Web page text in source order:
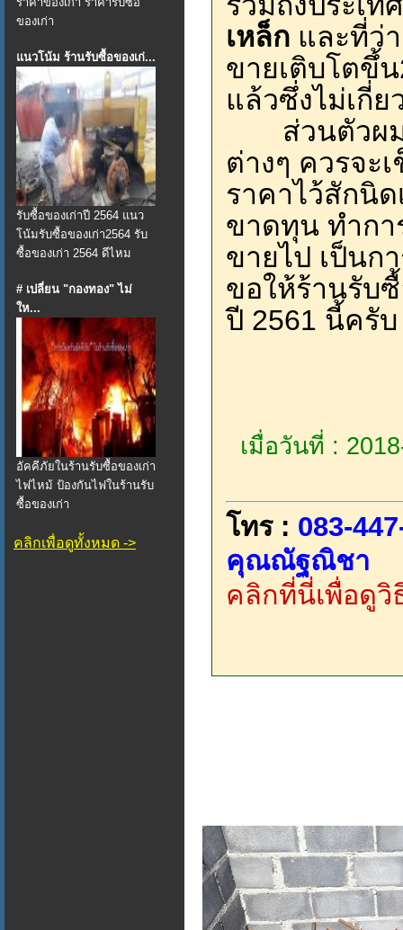
ของเก่า
แนวโน้ม ร้านรับซื้อของเก่...
รับซื้อของเก่าปี 2564 แนว
โน้มรับซื้อของเก่า2564 รับ
ซื้อของเก่า 2564 ดีไหม
# เปลี่ยน "กองทอง" ไม่
ให...
อัคคีภัยในร้านรับซื้อของเก่า
ไฟไหม้ ป้องกันไฟในร้านรับ
ซื้อของเก่า
คลิกเพื่อดูทั้งหมด ->
เหล็ก และที่ว่
ขายเติบโตขึ้
แล้วซึ่งไม่เกี่ย
ส่วนตัวผม
ต่างๆ ควรจะ
ราคาไว้สักนิ
ขาดทุน ทำกา
ขายไป เป็นก
ขอให้ร้านรับ
ปี 2561 นี้ครับ
เมื่อวันที่ :
โทร : 083-
คุณณัฐณิชา
คลิกที่นี่เพื่อดูวิ